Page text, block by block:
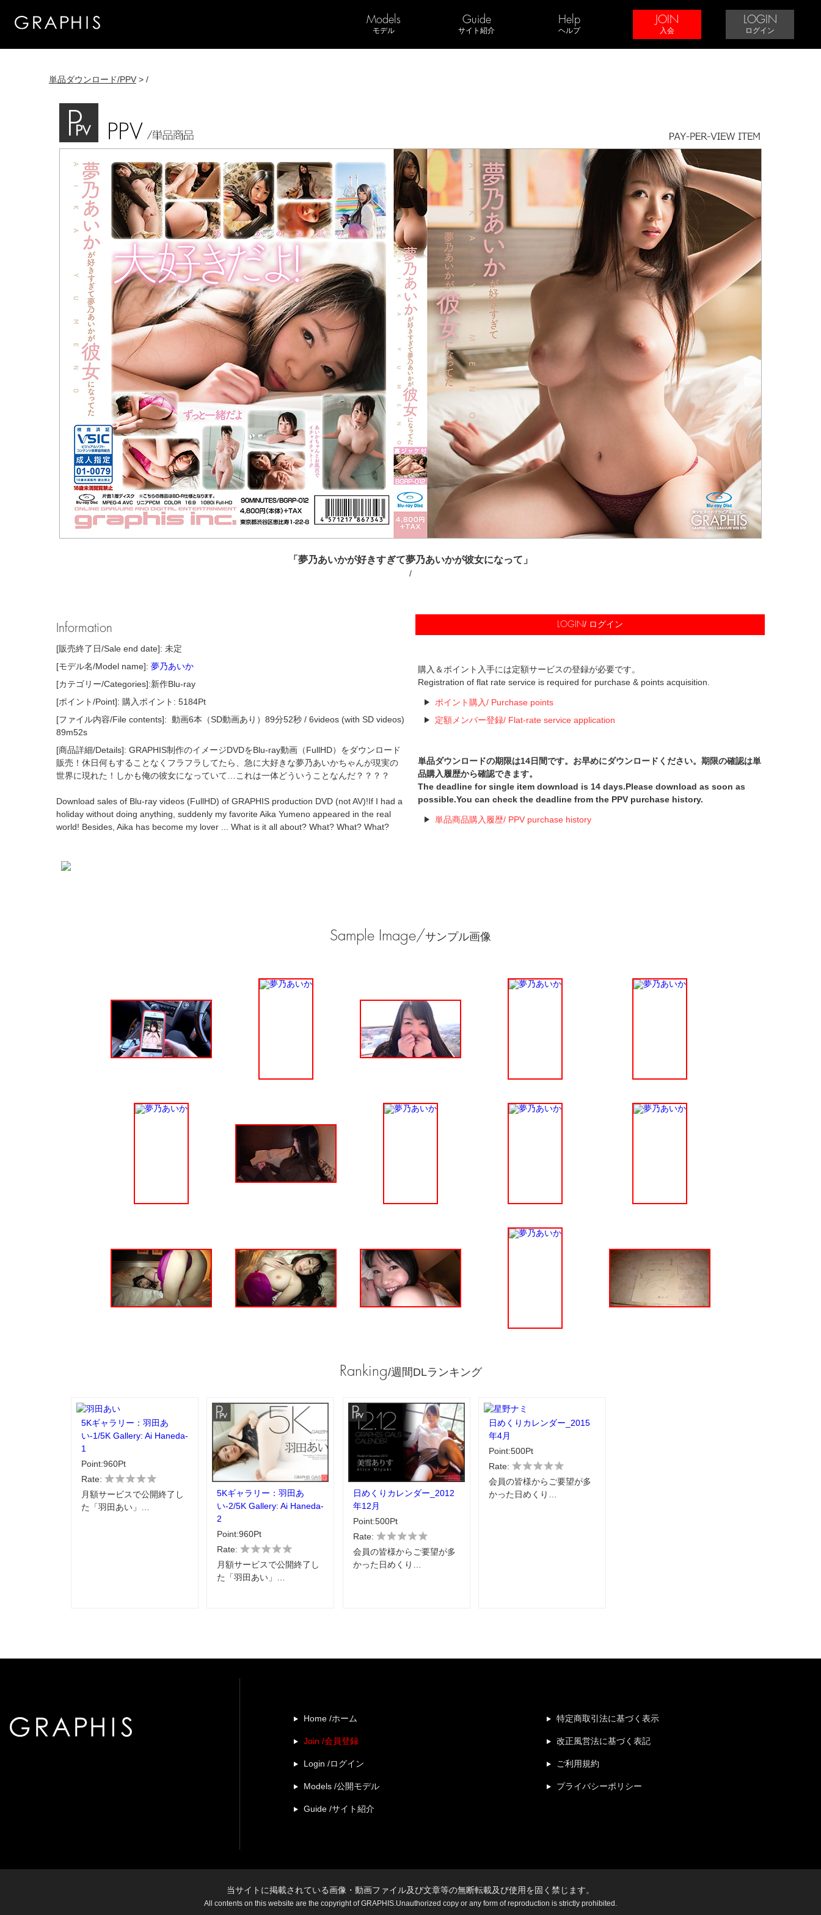
Models
モデル
Guide
サイト紹介
Help
ヘルプ
JOIN
入会
LOGIN
ログイン
単品ダウンロード/PPV > /
「夢乃あいかが好きすぎて夢乃あいかが彼女になって」
/
Information
[販売終了日/Sale end date]: 未定
[モデル名/Model name]: 夢乃あいか
[カテゴリー/Categories]:新作Blu-ray
[ポイント/Point]: 購入ポイント: 5184Pt
[ファイル内容/File contents]: 動画6本（SD動画あり）89分52秒 / 6videos (with SD videos)
89m52s
[商品詳細/Details]: GRAPHIS制作のイメージDVDをBlu-ray動画（FullHD）をダウンロード
販売！休日何もすることなくフラフラしてたら、急に大好きな夢乃あいかちゃんが現実の
世界に現れた！しかも俺の彼女になっていて…これは一体どういうことなんだ？？？？
Download sales of Blu-ray videos (FullHD) of GRAPHIS production DVD (not AV)!If I had a
holiday without doing anything, suddenly my favorite Aika Yumeno appeared in the real
world! Besides, Aika has become my lover ... What is it all about? What? What? What?
LOGIN/ ログイン
購入＆ポイント入手には定額サービスの登録が必要です。
Registration of flat rate service is required for purchase & points acquisition.
ポイント購入/ Purchase points
定額メンバー登録/ Flat-rate service application
単品ダウンロードの期限は14日間です。お早めにダウンロードください。期限の確認は単
品購入履歴から確認できます。
The deadline for single item download is 14 days.Please download as soon as
possible.You can check the deadline from the PPV purchase history.
単品商品購入履歴/ PPV purchase history
Sample Image/サンプル画像
Ranking/週間DLランキング
5Kギャラリー：羽田あ
い-1/5K Gallery: Ai Haneda-
1
Point:960Pt
Rate:
月額サービスで公開終了し
た「羽田あい」…
5Kギャラリー：羽田あ
い-2/5K Gallery: Ai Haneda-
2
Point:960Pt
Rate:
月額サービスで公開終了し
た「羽田あい」…
日めくりカレンダー_2012
年12月
Point:500Pt
Rate:
会員の皆様からご要望が多
かった日めくり…
日めくりカレンダー_2015
年4月
Point:500Pt
Rate:
会員の皆様からご要望が多
かった日めくり…
Home /ホーム
Join /会員登録
Login /ログイン
Models /公開モデル
Guide /サイト紹介
特定商取引法に基づく表示
改正風営法に基づく表記
ご利用規約
プライバシーポリシー
当サイトに掲載されている画像・動画ファイル及び文章等の無断転載及び使用を固く禁じます。
All contents on this website are the copyright of GRAPHIS.Unauthorized copy or any form of reproduction is strictly prohibited.